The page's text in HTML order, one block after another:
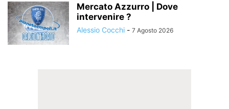
Mercato Azzurro | Dove
intervenire ?
Alessio Cocchi - 7 Agosto 2026